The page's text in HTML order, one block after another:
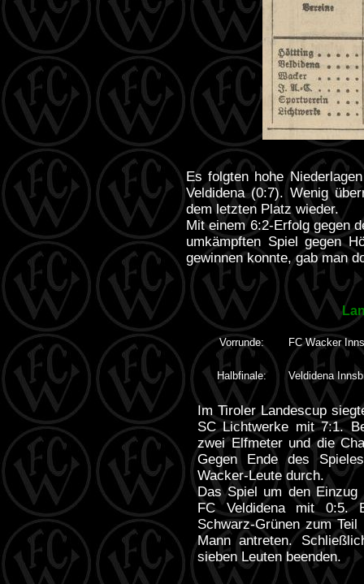
Es folgten hohe
Veldidena (0:7). Wenig
dem letzten Platz wieder.
Mit einem 6:2-Erfolg gegen
umkämpften Spiel gegen
gewinnen konnte, gab man
Vorrunde: FC Wacker
Halbfinale: Veldidena
Im Tiroler Landescup
SC Lichtwerke mit 7:1.
zwei Elfmeter und die
Gegen Ende des
Wacker-Leute durch.
Das Spiel um den
FC Veldidena mit 0:5.
Schwarz-Grünen zum
Mann antreten.
sieben Leuten beenden.